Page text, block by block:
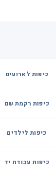
כיפות לארועים
כיפות רקמת שם
כיפות לילדים
כיפות עבודת יד